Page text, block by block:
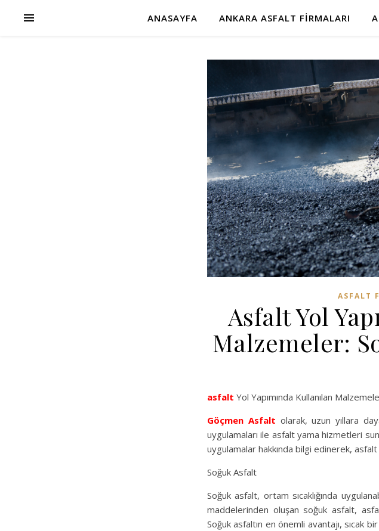
ANASAYFA ANKARA ASFALT FIRMALARI
ASFALT
Asfalt Yol
Malzemeler:
asfalt Yol Yapımında Kullanılan
Göçmen Asfalt olarak, uzun yıllara
uygulamaları ile asfalt yama hizmetleri
uygulamalar hakkında bilgi edinerek,
Soğuk Asfalt
Soğuk asfalt, ortam sıcaklığında
maddelerinden oluşan soğuk asfalt,
Soğuk asfaltın en önemli avantajı, sıcak